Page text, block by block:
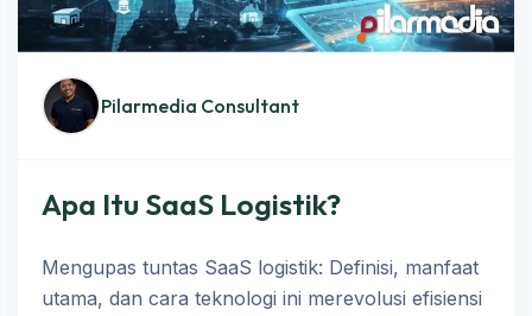
Pilarmedia Consultant
Apa Itu SaaS Logistik?
Mengupas tuntas SaaS logistik: Definisi, manfaat
utama, dan cara teknologi ini merevolusi efisiensi